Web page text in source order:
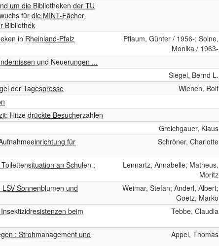
um die Bibliotheken der TU
für die MINT-Fächer
Bibliothek
in Rheinland-Pfalz
Pflaum, Günter / 1956-; Soine,
Monika / 1963-
und Neuerungen ...
Siegel, Bernd L.
der Tagespresse
Wienen, Rolf
Hitze drückte Besucherzahlen
Greichgauer, Klaus
für
Schröner, Charlotte
an Schulen :
Lennartz, Annabelle; Matheus,
Moritz
Sonnenblumen und
Weimar, Stefan; Anderl, Albert;
Goetz, Marko
beim
Tebbe, Claudia
: Strohmanagement und
Appel, Thomas